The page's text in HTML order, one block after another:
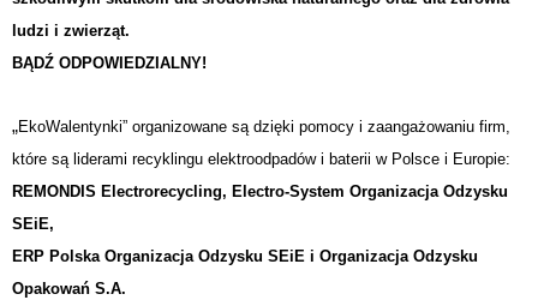
ludzi i zwierząt.
BĄDŹ ODPOWIEDZIALNY!
„EkoWalentynki” organizowane są dzięki pomocy i zaangażowaniu firm,
które są liderami recyklingu elektroodpadów i baterii w Polsce i Europie:
REMONDIS Electrorecycling, Electro-System Organizacja Odzysku
SEiE,
ERP Polska Organizacja Odzysku SEiE i Organizacja Odzysku
Opakowań S.A.